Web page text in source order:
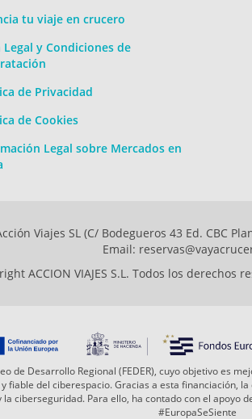
tu viaje en crucero
Legal y Condiciones de
de Privacidad
de Cookies
Legal sobre Mercados en
Viajes SL (C/ Bodegueros 43 Ed. CBC
Email:
ACCION VIAJES S.L. Todos los derechos
de Desarrollo Regional (FEDER), cuyo objetivo
fiable del ciberespacio. Gracias a esta financiación,
ciberseguridad. Para ello, ha contado con el apoyo
#EuropaSeSiente